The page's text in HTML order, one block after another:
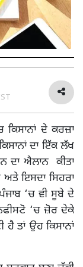
ਦੇ ਕਰਜ਼ਾ
ਦਾ ਇੱਕ ਲੱਖ
ਦਾ ਐਲਾਨ ਕੀਤਾ
ਇਸਦਾ ਸਿਹਰਾ
‘ਚ ਵੀ ਸੂਬੇ ਦੇ
‘ਚ ਜ਼ੋਰ ਦੇਕੇ
ਹੈ ਤਾਂ ਉਹ ਕਿਸਾਨਾਂ